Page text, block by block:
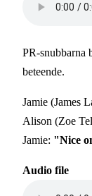
PR-snubbarna
beteende.
Jamie (James
Alison (Zoe
Jamie: "Nice
Audio file